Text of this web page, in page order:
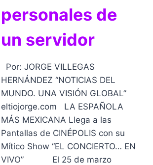
personales de
un servidor
Por: JORGE VILLEGAS
HERNÁNDEZ “NOTICIAS DEL
MUNDO. UNA VISIÓN GLOBAL”
eltiojorge.com LA ESPAÑOLA
MÁS MEXICANA Llega a las
Pantallas de CINÉPOLIS con su
Mítico Show “EL CONCIERTO… EN
VIVO” El 25 de marzo